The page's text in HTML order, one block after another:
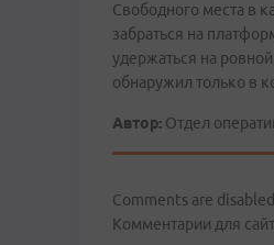
Свободного места в
забраться на
удержаться на
обнаружил только в
Автор: Отдел
Comments are disabled
Комментарии для